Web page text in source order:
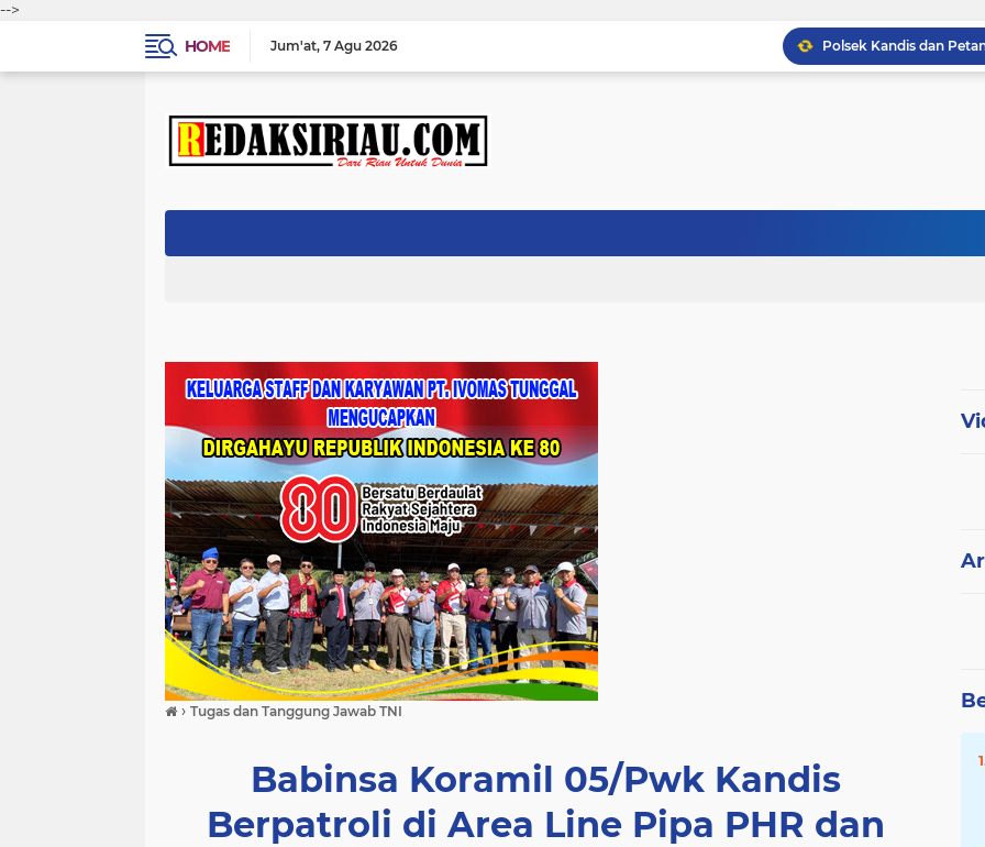
-->
HOME
Jum'at 7 Agu 2026
Babinsa Kopda Dedi
Babinsa Sertu Ridho
› Tugas dan Tanggung Jawab TNI
Babinsa Koramil 05/Pwk Kandis
Berpatroli di Area Line Pipa PHR dan